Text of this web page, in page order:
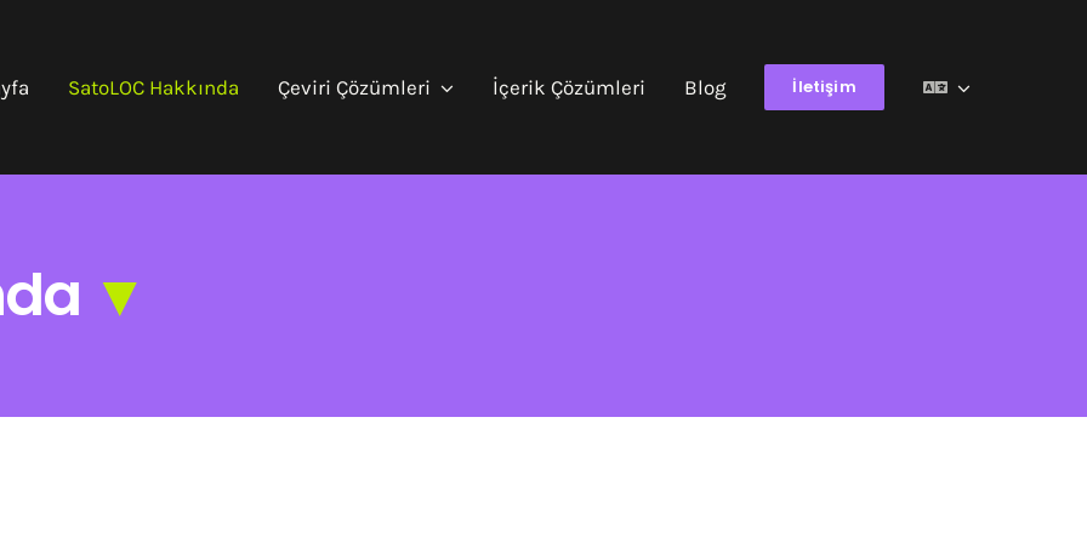
SatoLOC Hakkında Çeviri Çözümleri İçerik Çözümleri Blog İletişim
▼